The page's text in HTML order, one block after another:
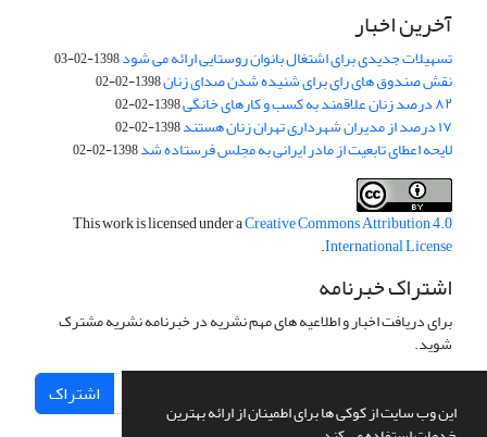
این وب سایت از کوکی ها برای اطمینان از ارائه بهترین
آخرین اخبار
تسهیلات جدیدی برای اشتغال بانوان روستایی ارائه می شود1398-02-03
نقش صندوق های رای برای شنیده شدن صدای زنان1398-02-02
۸۲ درصد زنان علاقمند به کسب و کارهای خانگی 1398-02-02
۱۷ درصد از مدیران شهرداری تهران زنان هستند 1398-02-02
لایحه اعطای تابعیت از مادر ایرانی به مجلس فرستاده شد1398-02-02
This work is licensed under aCreative Commons Attribution 4.0
International License
.
اشتراک خبرنامه
برای دریافت اخبار و اطلاعیه های مهم نشریه در خبرنامه نشریه مشترک
شوید.
اشتراک